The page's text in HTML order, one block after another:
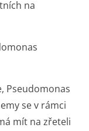
na
Pseudomonas
se v rámci
mít na zřeteli